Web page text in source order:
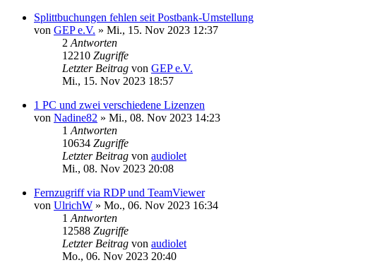
Splittbuchungen fehlen seit Postbank-Umstellung
von GEP e.V. » Mi., 15. Nov 2023 12:37
2 Antworten
12210 Zugriffe
Letzter Beitrag von GEP e.V.
Mi., 15. Nov 2023 18:57
1 PC und zwei verschiedene Lizenzen
von Nadine82 » Mi., 08. Nov 2023 14:23
1 Antworten
10634 Zugriffe
Letzter Beitrag von audiolet
Mi., 08. Nov 2023 20:08
Fernzugriff via RDP und TeamViewer
von UlrichW » Mo., 06. Nov 2023 16:34
1 Antworten
12588 Zugriffe
Letzter Beitrag von audiolet
Mo., 06. Nov 2023 20:40